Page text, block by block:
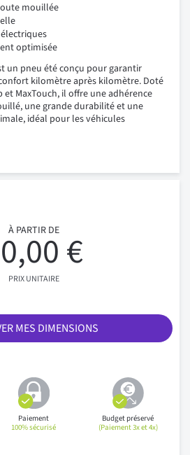
mouillée
optimisée
un pneu été conçu pour garantir
kilomètre après kilomètre. Doté
et MaxTouch, il offre une adhérence
une grande durabilité et une
idéal pour les véhicules
À PARTIR DE €
PRIX UNITAIRE
MES DIMENSIONS
Paiement
100% sécurisé
Budget préservé
(Paiement 3x et 4x)